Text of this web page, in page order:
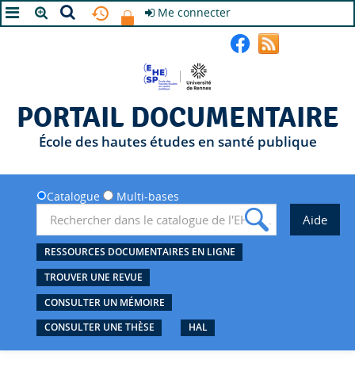
Me connecter
PORTAIL DOCUMENTAIRE
École des hautes études en santé publique
Catalogue Multi-bases
RESSOURCES DOCUMENTAIRES EN LIGNE
TROUVER UNE REVUE
CONSULTER UN MÉMOIRE
CONSULTER UNE THÈSE
HAL